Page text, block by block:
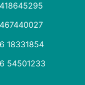
18331854
54501233